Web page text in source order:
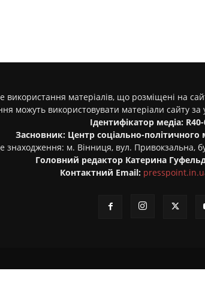
використання матеріалів, що розміщені на
можуть використовувати матеріали сайту
Ідентифікатор медіа:
Засновник: Центр соціально-політичного
знаходження: м. Вінниця, вул. Привокзальна,
Головний редактор Катерина
Контактний Email: